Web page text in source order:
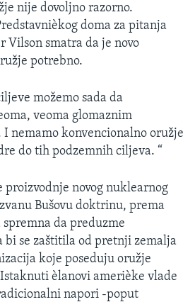
nije dovoljno razorno.
doma za pitanja
Vilson smatra da je novo
potrebno.
možemo sada da
veoma glomaznim
nemamo konvencionalno oružje
do tih podzemnih ciljeva. “
proizvodnje novog nuklearnog
Bušovu doktrinu, prema
da preduzme
bi se zaštitila od pretnji zemalja
koje poseduju oružje
èlanovi amerièke vlade
napori -poput